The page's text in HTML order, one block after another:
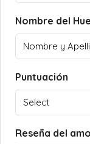
Nombre del
Puntuación
Select
Reseña del